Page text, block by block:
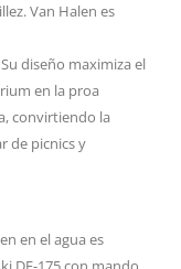
Van Halen es
diseño maximiza el
en la proa
convirtiendo la
de picnics y
en el agua es